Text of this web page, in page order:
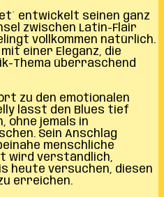
entwickelt seinen ganz
zwischen Latin-Flair
vollkommen natürlich.
einer Eleganz, die
Thema überraschend
zu den emotionalen
lässt den Blues tief
ohne jemals in
Sein Anschlag
menschliche
wird verständlich,
heute versuchen, diesen
erreichen.